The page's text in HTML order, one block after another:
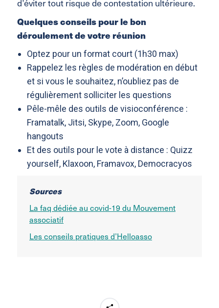
d’éviter tout risque de contestation ultérieure.
Quelques conseils pour le bon
déroulement de votre réunion
Optez pour un format court (1h30 max)
Rappelez les règles de modération en début
et si vous le souhaitez, n’oubliez pas de
régulièrement solliciter les questions
Pêle-mêle des outils de visioconférence :
Framatalk, Jitsi, Skype, Zoom, Google
hangouts
Et des outils pour le vote à distance : Quizz
yourself, Klaxoon, Framavox, Democracyos
Sources
La faq dédiée au covid-19 du Mouvement
associatif
Les conseils pratiques d’Helloasso